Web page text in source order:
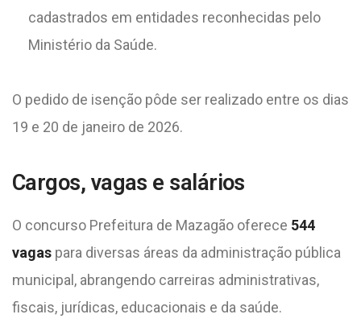
cadastrados em entidades reconhecidas pelo
Ministério da Saúde.
O pedido de isenção pôde ser realizado entre os dias
19 e 20 de janeiro de 2026.
Cargos, vagas e salários
O concurso Prefeitura de Mazagão oferece 544
vagas para diversas áreas da administração pública
municipal, abrangendo carreiras administrativas,
fiscais, jurídicas, educacionais e da saúde.